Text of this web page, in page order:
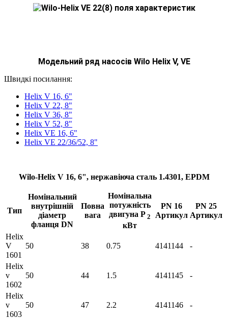
Модельний ряд насосів Wilo Helix V, VE
Швидкі посилання:
Helix V 16, 6"
Helix V 22, 8"
Helix V 36, 8"
Helix V 52, 8"
Helix VE 16, 6"
Helix VE 22/36/52, 8"
Wilo-Helix V 16, 6", нержавіюча сталь 1.4301, EPDM
Тип
Номінальний
внутрішній
діаметр
фланця DN
Повна
вага
Номінальна
потужність
двигуна P 2
кВт
PN 16
Артикул
PN 25
Артикул
Helix
V
1601
50 38 0.75 4141144 -
Helix
v
1602
50 44 1.5 4141145 -
Helix
v
1603
50 47 2.2 4141146 -